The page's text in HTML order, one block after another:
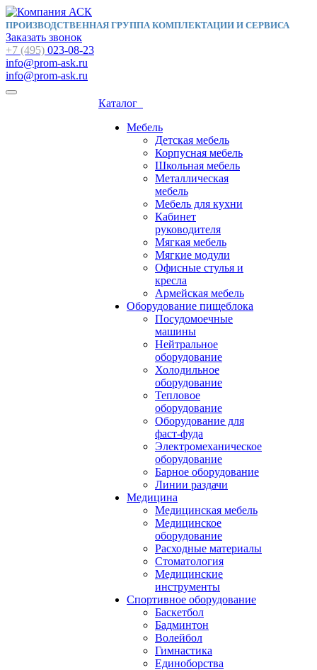
ПРОИЗВОДСТВЕННАЯ ГРУППА КОМПЛЕКТАЦИИ И СЕРВИСА
Заказать звонок
+7 (495) 023-08-23
info@prom-ask.ru
info@prom-ask.ru
Каталог
Мебель
Детская мебель
Корпусная мебель
Школьная мебель
Металлическая
мебель
Мебель для кухни
Кабинет
руководителя
Мягкая мебель
Мягкие модули
Офисные стулья и
кресла
Армейская мебель
Оборудование пищеблока
Посудомоечные
машины
Нейтральное
оборудование
Холодильное
оборудование
Тепловое
оборудование
Оборудование для
фаст-фуда
Электромеханическое
оборудование
Барное оборудование
Линии раздачи
Медицина
Медицинская мебель
Медицинское
оборудование
Расходные материалы
Стоматология
Медицинские
инструменты
Спортивное оборудование
Баскетбол
Бадминтон
Волейбол
Гимнастика
Единоборства